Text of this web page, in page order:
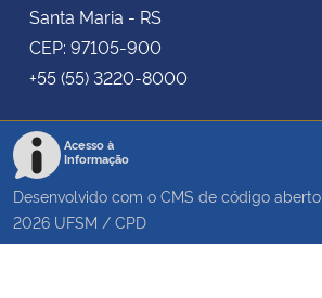
Banco Central do Brasil
Planalto
Santa Maria - RS
CEP: 97105-900
+55 (55) 3220-8000
Acesso à
Informação
Desenvolvido com o CMS de código aberto
2026 UFSM / CPD